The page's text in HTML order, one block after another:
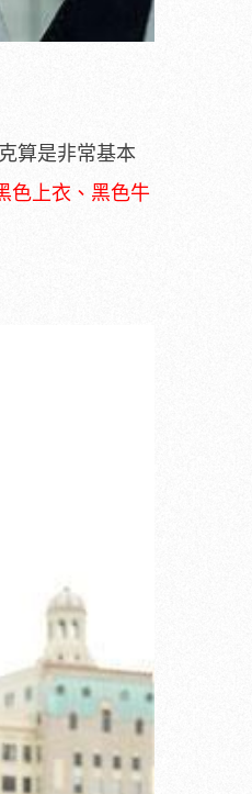
算是非常基本
色上衣、黑色牛